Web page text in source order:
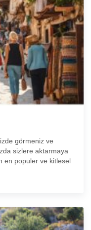
görmeniz ve
sizlere aktarmaya
en populer ve kitlesel